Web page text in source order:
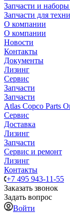
Запчасти и
Запчасти для
О компании
О компании
Новости
Контакты
Документы
Лизинг
Сервис
Запчасти
Запчасти
Atlas Copco Parts
Сервис
Доставка
Лизинг
Запчасти
Сервис и ремонт
Лизинг
Контакты
+7 495 943-11-55
Заказать звонок
Задать вопрос
Войти